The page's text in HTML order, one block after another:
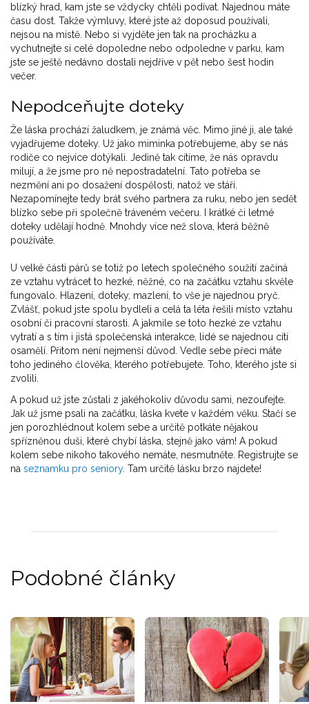
blízký hrad, kam jste se vždycky chtěli podívat. Najednou máte
času dost. Takže výmluvy, které jste až doposud používali,
nejsou na místě. Nebo si vyjděte jen tak na procházku a
vychutnejte si celé dopoledne nebo odpoledne v parku, kam
jste se ještě nedávno dostali nejdříve v pět nebo šest hodin
večer.
Nepodceňujte doteky
Že láska prochází žaludkem, je známá věc. Mimo jiné ji, ale také
vyjadřujeme doteky. Už jako miminka potřebujeme, aby se nás
rodiče co nejvíce dotýkali. Jedině tak cítíme, že nás opravdu
milují, a že jsme pro ně nepostradatelní. Tato potřeba se
nezmění ani po dosažení dospělosti, natož ve stáří.
Nezapomínejte tedy brát svého partnera za ruku, nebo jen sedět
blízko sebe při společně tráveném večeru. I krátké či letmé
doteky udělají hodně. Mnohdy více než slova, která běžně
používáte.
U velké části párů se totiž po letech společného soužití začíná
ze vztahu vytrácet to hezké, něžné, co na začátku vztahu skvěle
fungovalo. Hlazení, doteky, mazlení, to vše je najednou pryč.
Zvlášť, pokud jste spolu bydleli a celá ta léta řešili místo vztahu
osobní či pracovní starosti. A jakmile se toto hezké ze vztahu
vytratí a s tím i jistá společenská interakce, lidé se najednou cítí
osamělí. Přitom není nejmenší důvod. Vedle sebe přeci máte
toho jediného člověka, kterého potřebujete. Toho, kterého jste si
zvolili.
A pokud už jste zůstali z jakéhokoliv důvodu sami, nezoufejte.
Jak už jsme psali na začátku, láska kvete v každém věku. Stačí se
jen porozhlédnout kolem sebe a určitě potkáte nějakou
spřízněnou duši, které chybí láska, stejně jako vám! A pokud
kolem sebe nikoho takového nemáte, nesmutněte. Registrujte se
na seznamku pro seniory. Tam určitě lásku brzo najdete!
Podobné články